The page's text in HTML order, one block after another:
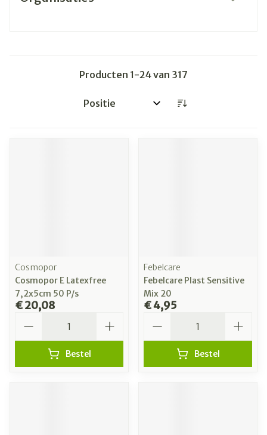
Producten 1-24van 317
Sorteer op:
Cosmopor
Cosmopor E Latexfree
7,2x5cm 50 P/s
€ 20,08
Bestel
Febelcare
Febelcare Plast Sensitive
Mix 20
€ 4,95
Bestel